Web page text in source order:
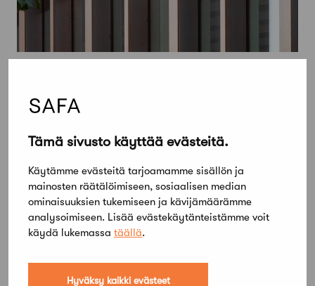
Tämä sivusto käyttää evästeitä.
Käytämme evästeitä tarjoamamme sisällön ja
mainosten räätälöimiseen, sosiaalisen median
ominaisuuksien tukemiseen ja kävijämäärämme
analysoimiseen. Lisää evästekäytänteistämme voit
käydä lukemassa täällä.
Hyväksy kaikki evästeet